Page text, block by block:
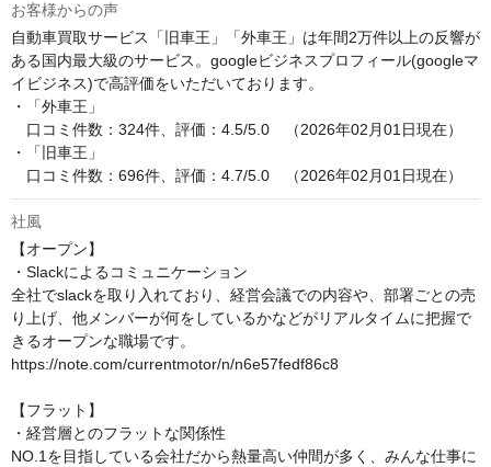
お客様からの声
自動車買取サービス「旧車王」「外車王」は年間2万件以上の反響が
ある国内最大級のサービス。googleビジネスプロフィール(googleマ
イビジネス)で高評価をいただいております。
・「外車王」
口コミ件数：324件、評価：4.5/5.0　（2026年02月01日現在）
・「旧車王」
口コミ件数：696件、評価：4.7/5.0　（2026年02月01日現在）
社風
【オープン】
・Slackによるコミュニケーション
全社でslackを取り入れており、経営会議での内容や、部署ごとの売
り上げ、他メンバーが何をしているかなどがリアルタイムに把握で
きるオープンな職場です。
https://note.com/currentmotor/n/n6e57fedf86c8
【フラット】
・経営層とのフラットな関係性
NO.1を目指している会社だから熱量高い仲間が多く、みんな仕事に